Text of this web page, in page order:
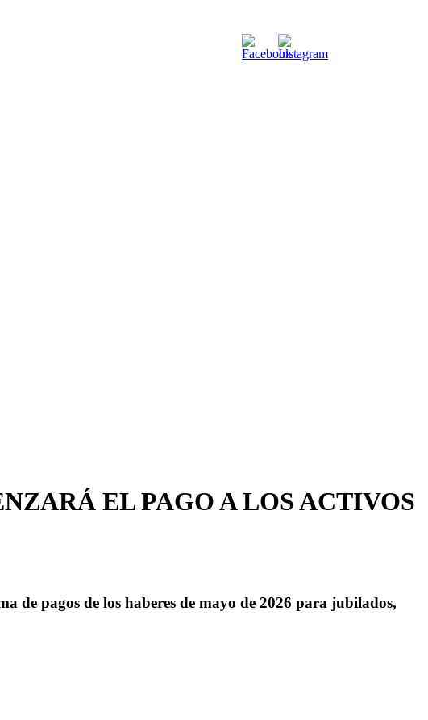
EL PAGO A LOS ACTIVOS
de pagos de los haberes de mayo de 2026 para jubilados,